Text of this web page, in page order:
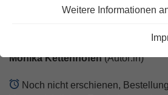
Weitere Informationen
Die spirituellen
der modernen
Monika Kettenhofen(Autor:in)
Noch nicht erschienen,